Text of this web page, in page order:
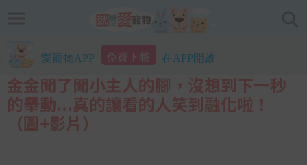
愛寵物APP 免費下載 在APP開啟
金金聞了聞小主人的腳，沒想到下一秒
的舉動...真的讓看的人笑到融化啦！
（圖+影片）